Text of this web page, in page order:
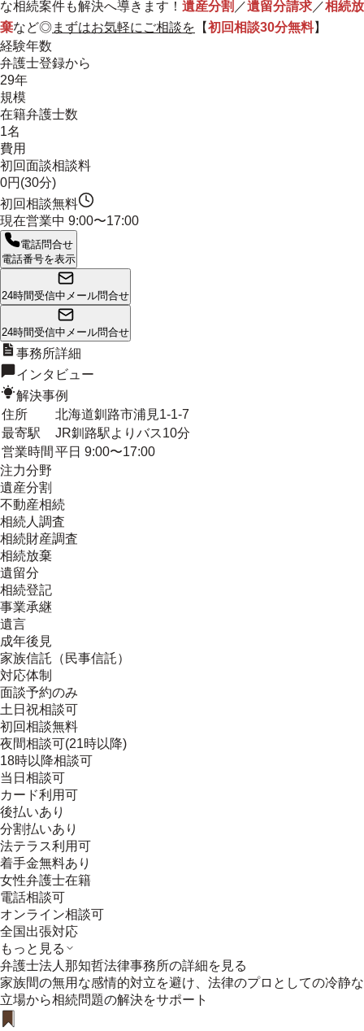
な相続案件も解決へ導きます！ 遺産分割 ／遺留分請求 ／相続放
棄など◎まずはお気軽にご相談を 【初回相談30分無料】
経験年数
弁護士登録から
29年
規模
在籍弁護士数
1名
費用
初回面談相談料
0円(30分)
初回相談無料
現在営業中 9:00〜17:00
電話問合せ
電話番号を表示
24時間受信中 メール問合せ
24時間受信中 メール問合せ
事務所詳細
インタビュー
解決事例
住所
北海道釧路市浦見1-1-7
最寄駅
JR釧路駅よりバス10分
営業時間 平日 9:00〜17:00
注力分野
遺産分割
不動産相続
相続人調査
相続財産調査
相続放棄
遺留分
相続登記
事業承継
遺言
成年後見
家族信託（民事信託）
対応体制
面談予約のみ
土日祝相談可
初回相談無料
夜間相談可(21時以降)
18時以降相談可
当日相談可
カード利用可
後払いあり
分割払いあり
法テラス利用可
着手金無料あり
女性弁護士在籍
電話相談可
オンライン相談可
全国出張対応
もっと見る
弁護士法人那知哲法律事務所の詳細を見る
家族間の無用な感情的対立を避け、法律のプロとしての冷静な
立場から相続問題の解決をサポート